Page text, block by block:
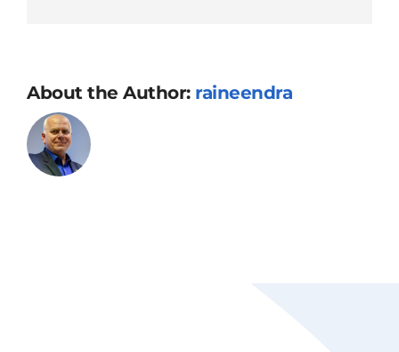
About the Author: raineendra